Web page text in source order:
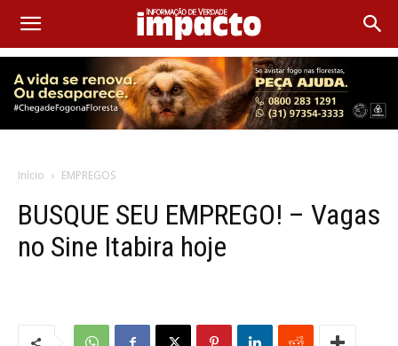
Início EMPREGOS
BUSQUE SEU EMPREGO! – Vagas
no Sine Itabira hoje